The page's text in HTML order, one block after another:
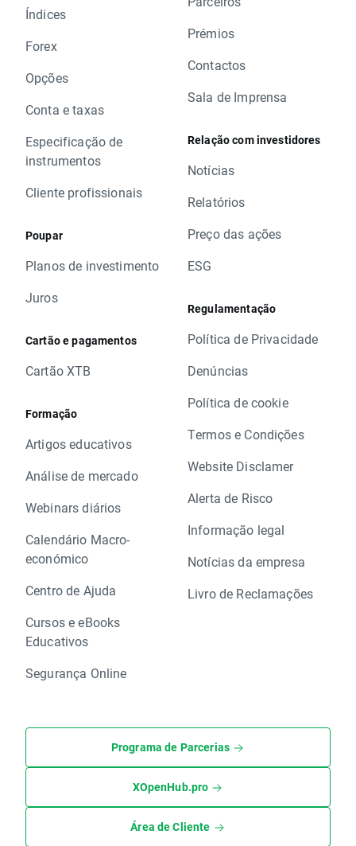
Índices
Forex
Opções
Conta e taxas
Especificação de
instrumentos
Cliente profissionais
Poupar
Planos de investimento
Juros
Cartão e pagamentos
Cartão XTB
Formação
Artigos educativos
Análise de mercado
Webinars diários
Calendário Macro-
económico
Centro de Ajuda
Cursos e eBooks
Educativos
Segurança Online
Prémios
Contactos
Sala de Imprensa
Relação com investidores
Notícias
Relatórios
Preço das ações
ESG
Regulamentação
Política de Privacidade
Denúncias
Política de cookie
Termos e Condições
Website Disclamer
Alerta de Risco
Informação legal
Notícias da empresa
Livro de Reclamações
Programa de Parcerias
XOpenHub.pro
Área de Cliente